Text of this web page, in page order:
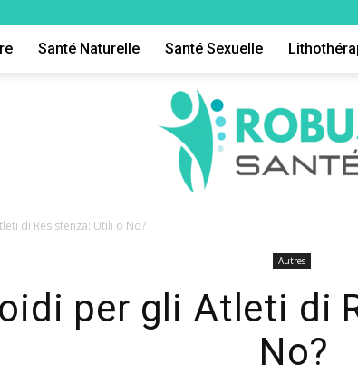
Santé Naturelle Santé Sexuelle
Robuste
di Resistenza: Utili o No?
Autres
per gli Atleti di
No?